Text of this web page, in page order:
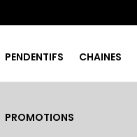
PENDENTIFS CHAINES
PROMOTIONS